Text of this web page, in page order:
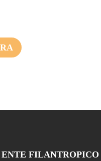
FILANTROPICO